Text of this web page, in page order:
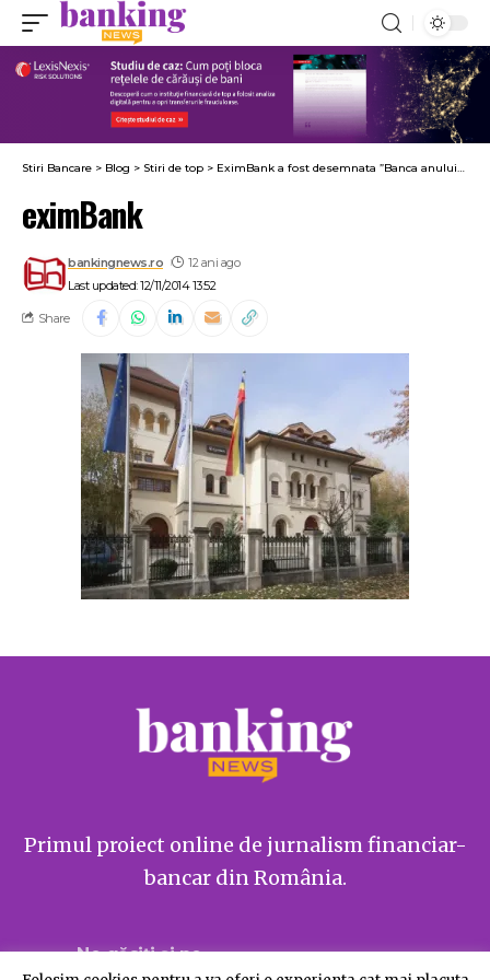
Stiri Bancare > Blog > Stiri de top > EximBank a fost desemnata ”Banca anului” in cadrul Galei “Financial Leaders’ Hall of Fame 2014”
eximBank
Last updated: 12/11/2014 13:52
bankingnews.ro 12 ani ago
Share
Primul proiect online de jurnalism financiar-
bancar din România.
Ne găsiți și pe